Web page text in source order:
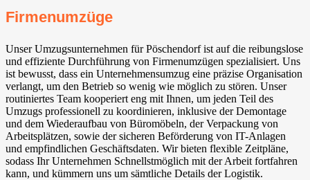
Firmenumzüge
Unser Umzugsunternehmen für Pöschendorf ist auf die reibungslose
und effiziente Durchführung von Firmenumzügen spezialisiert. Uns
ist bewusst, dass ein Unternehmensumzug eine präzise Organisation
verlangt, um den Betrieb so wenig wie möglich zu stören. Unser
routiniertes Team kooperiert eng mit Ihnen, um jeden Teil des
Umzugs professionell zu koordinieren, inklusive der Demontage
und dem Wiederaufbau von Büromöbeln, der Verpackung von
Arbeitsplätzen, sowie der sicheren Beförderung von IT-Anlagen
und empfindlichen Geschäftsdaten. Wir bieten flexible Zeitpläne,
sodass Ihr Unternehmen Schnellstmöglich mit der Arbeit fortfahren
kann, und kümmern uns um sämtliche Details der Logistik.